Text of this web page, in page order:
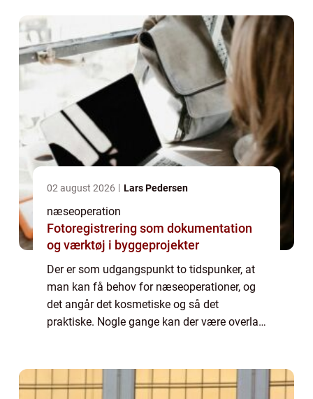
02 august 2026 Lars Pedersen
næseoperation
Fotoregistrering som dokumentation
og værktøj i byggeprojekter
Der er som udgangspunkt to tidspunker, at
man kan få behov for næseoperationer, og
det angår det kosmetiske og så det
praktiske. Nogle gange kan der være overlap